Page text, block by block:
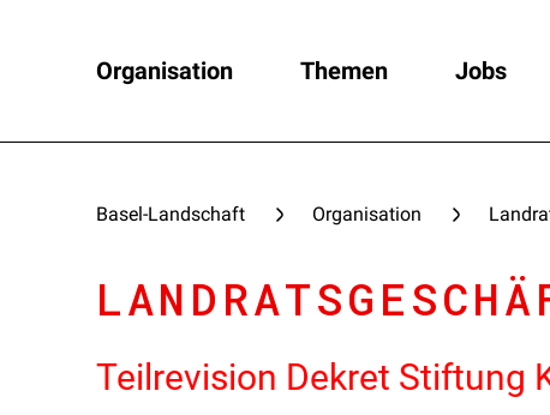
Organisation Themen Jobs
Basel-Landschaft Organisation